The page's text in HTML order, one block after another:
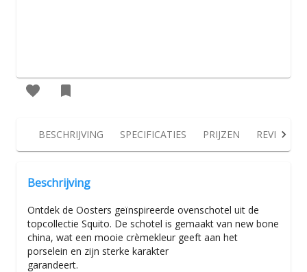
BESCHRIJVING SPECIFICATIES PRIJZEN REVIEWS
Beschrijving
Ontdek de Oosters geïnspireerde ovenschotel uit de
topcollectie Squito. De schotel is gemaakt van new bone
china, wat een mooie crèmekleur geeft aan het
porselein en zijn sterke karakter
garandeert.